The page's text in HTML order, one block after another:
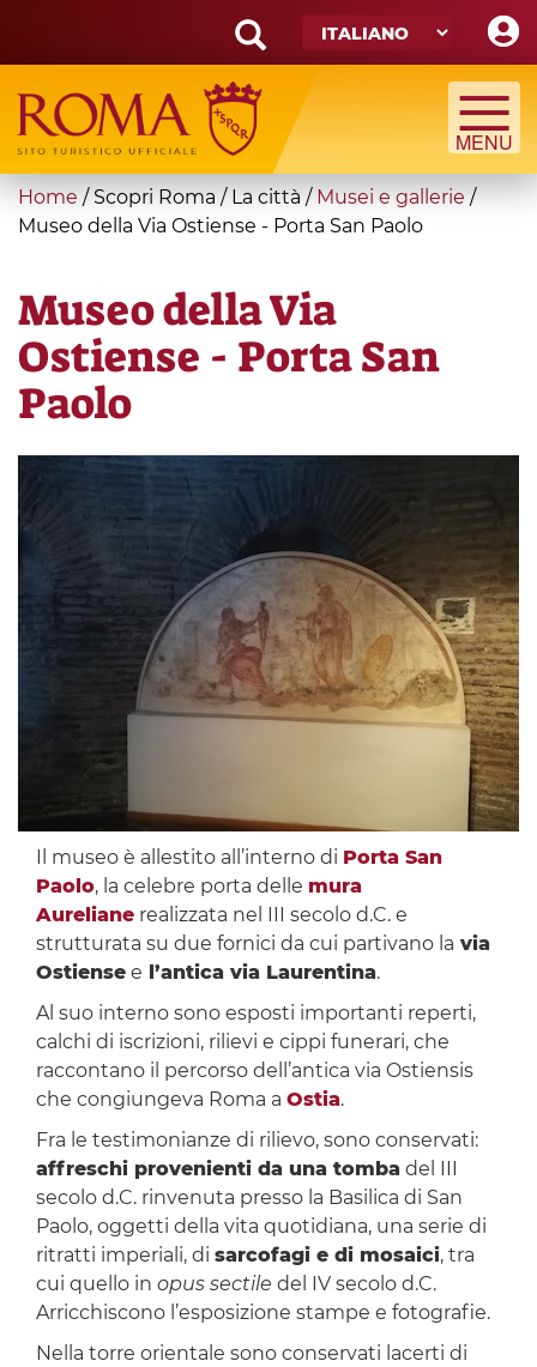
main
content
Search
form
Cerca
You
are
Home / Scopri Roma / La città / Musei e gallerie /
Museo della Via Ostiense - Porta San Paolo
Museo della Via
Ostiense - Porta San
Paolo
Il museo è allestito all’interno di Porta San
Paolo, la celebre porta delle mura
Aurelianerealizzata nel III secolo d.C. e
strutturata su due fornici da cui partivano la via
Ostiensee l’antica via Laurentina.
Al suo interno sono esposti importanti reperti,
calchi di iscrizioni, rilievi e cippi funerari, che
raccontano il percorso dell’antica via Ostiensis
che congiungeva Roma a Ostia.
Fra le testimonianze di rilievo, sono conservati:
affreschi provenienti da una tomba del III
secolo d.C. rinvenuta presso la Basilica di San
Paolo, oggetti della vita quotidiana, una serie di
ritratti imperiali, di sarcofagi e di mosaici, tra
cui quello in opus sectile del IV secolo d.C.
Arricchiscono l’esposizione stampe e fotografie.
Nella torre orientale sono conservati lacerti di